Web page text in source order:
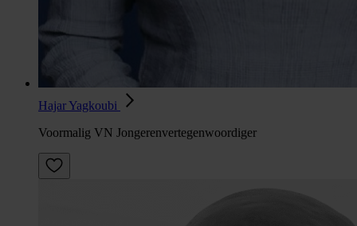
Hajar Yagkoubi
Voormalig VN Jongerenvertegenwoordiger